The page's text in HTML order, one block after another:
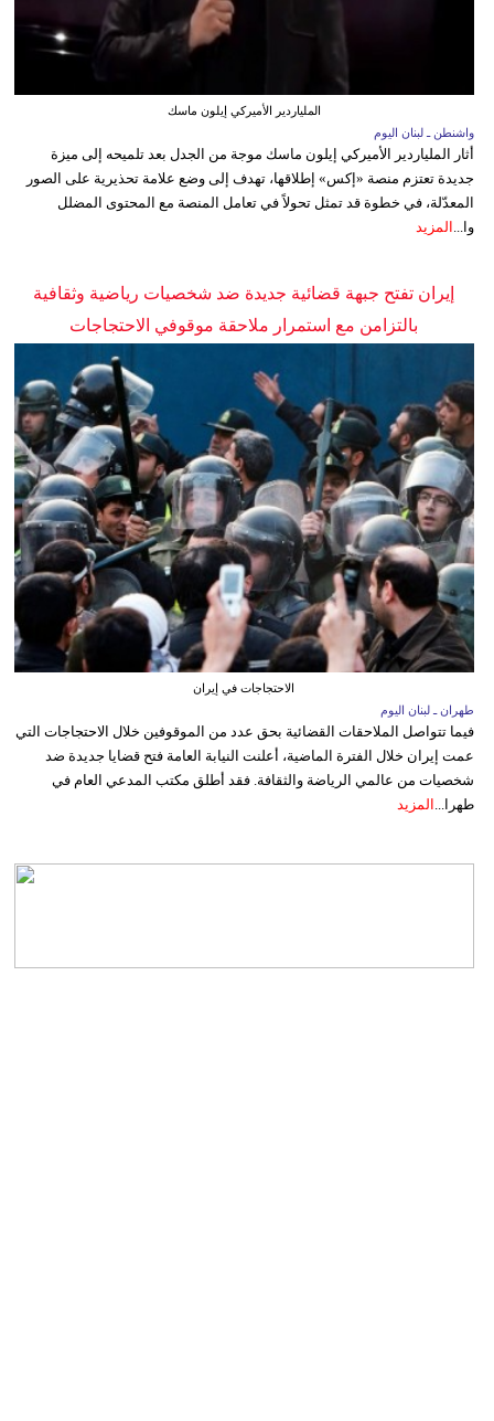
الملياردير الأميركي إيلون ماسك
واشنطن ـ لبنان اليوم
أثار الملياردير الأميركي إيلون ماسك موجة من الجدل بعد تلميحه إلى ميزة
جديدة تعتزم منصة «إكس» إطلاقها، تهدف إلى وضع علامة تحذيرية على الصور
المعدّلة، في خطوة قد تمثل تحولاً في تعامل المنصة مع المحتوى المضلل
وا...
المزيد
إيران تفتح جبهة قضائية جديدة ضد شخصيات رياضية وثقافية
بالتزامن مع استمرار ملاحقة موقوفي الاحتجاجات
الاحتجاجات في إيران
طهران ـ لبنان اليوم
فيما تتواصل الملاحقات القضائية بحق عدد من الموقوفين خلال الاحتجاجات التي
عمت إيران خلال الفترة الماضية، أعلنت النيابة العامة فتح قضايا جديدة ضد
شخصيات من عالمي الرياضة والثقافة. فقد أطلق مكتب المدعي العام في
طهرا... المزيد